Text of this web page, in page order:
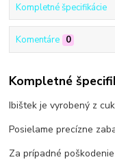
Kompletné špecifikácie
Komentáre 0
Kompletné
Ibištek je vyrobený z
Posielame precízne
Za prípadné